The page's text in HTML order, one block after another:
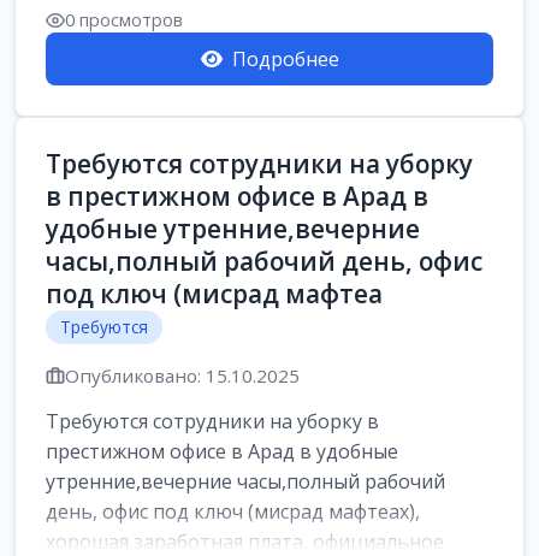
0 просмотров
Подробнее
Требуются сотрудники на уборку
в престижном офисе в Арад в
удобные утренние,вечерние
часы,полный рабочий день, офис
под ключ (мисрад мафтеа
Требуются
Опубликовано: 15.10.2025
Требуются сотрудники на уборку в
престижном офисе в Арад в удобные
утренние,вечерние часы,полный рабочий
день, офис под ключ (мисрад мафтеах),
хорошая заработная плата, официальное